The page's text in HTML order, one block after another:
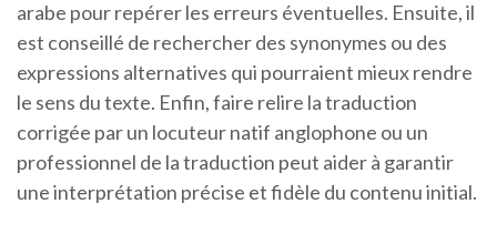
arabe pour repérer les erreurs éventuelles. Ensuite, il
est conseillé de rechercher des synonymes ou des
expressions alternatives qui pourraient mieux rendre
le sens du texte. Enfin, faire relire la traduction
corrigée par un locuteur natif anglophone ou un
professionnel de la traduction peut aider à garantir
une interprétation précise et fidèle du contenu initial.